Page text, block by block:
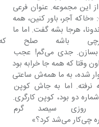
سطرهایی است از داستان ١٩٤٦ از این مجموعه. عنوان فرعی
آجر، باور کنین، همه
هرجا بشه گفت. اما ما
نمی‌گزید. هرچی
می‌خوان به افتخار ما مجسمه یادبود بسازن. جدی می‌گم! عجب
وقتا که همه جا خرابه بود
و اون همه نخاله مابین کوره‌راه‌های هموار شده، به ما همه‌ش ساعتی
یادم که نرفته. اما به جاش کوپن
کوپن شماره دو بود، کوپن کارگری.
با کوپن زن خانه‌دار